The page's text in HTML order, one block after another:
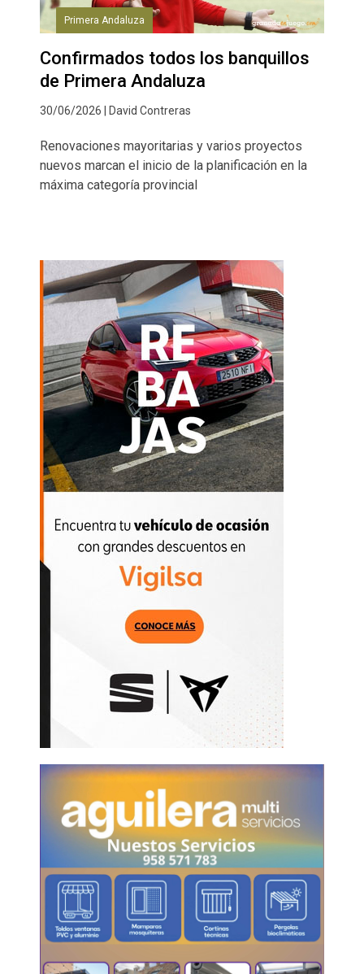
Primera Andaluza
Confirmados todos los banquillos
de Primera Andaluza
30/06/2026 | David Contreras
Renovaciones mayoritarias y varios proyectos
nuevos marcan el inicio de la planificación en la
máxima categoría provincial